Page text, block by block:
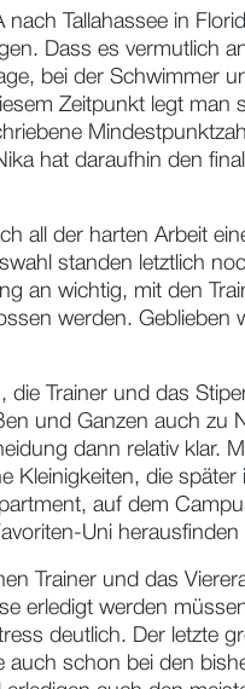
Florida State
mit der
mit.
Tallahassee in
Dass es vermutlich
bei der Schwimmer
Zeitpunkt legt man
hat daraufhin den
all der harten Arbeit
standen letztlich
an wichtig, mit den
werden. Geblieben
Trainer und das
und Ganzen auch zu
dann relativ klar.
die später
auf dem
Uni herausfinden
Trainer und das